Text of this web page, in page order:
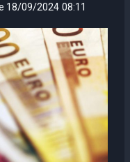
18/09/2024 08:11